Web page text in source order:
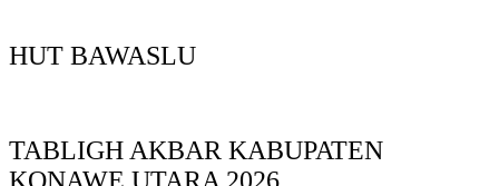
HUT BAWASLU
TABLIGH AKBAR KABUPATEN